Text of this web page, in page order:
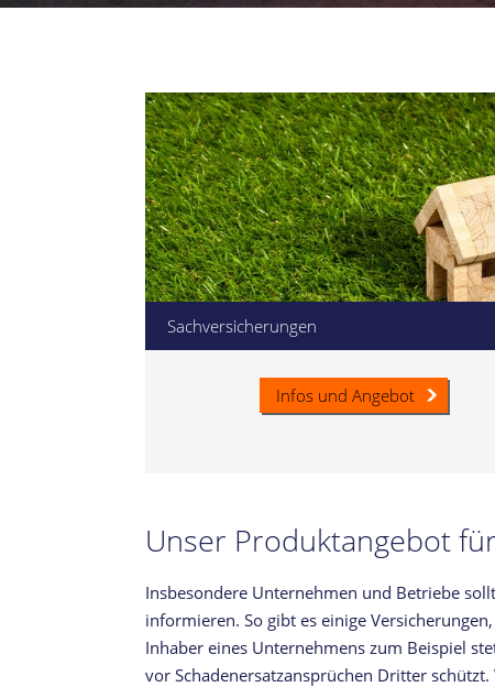
Sachversicherungen
Infos und Angebot
Unser Produktangebot
Insbesondere Unternehmen und Betriebe
informieren. So gibt es einige
Inhaber eines Unternehmens zum Beispiel
vor Schadenersatzansprüchen Dritter